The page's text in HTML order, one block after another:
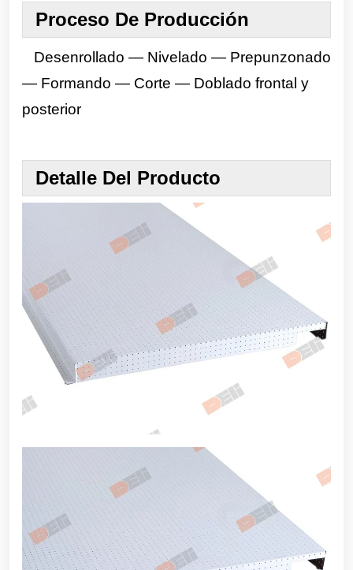
Proceso De Producción
Desenrollado — Nivelado — Prepunzonado
— Formando — Corte — Doblado frontal y
posterior
Detalle Del Producto